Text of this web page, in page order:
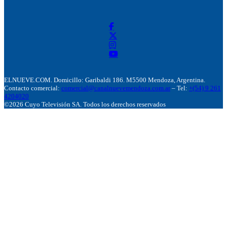
ELNUEVE.COM. Domicillo: Garibaldi 186. M5500 Mendoza, Argentina.
Contacto comercial: comercial@canalnuevemendoza.com.ar – Tel: +(54) 9 261
4204020
©2026 Cuyo Televisión SA. Todos los derechos reservados